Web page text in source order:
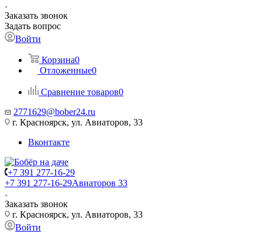
Заказать звонок
Задать вопрос
Войти
Корзина0
Отложенные0
Сравнение товаров0
2771629@bober24.ru
г. Красноярск, ул. Авиаторов, 33
Вконтакте
+7 391 277-16-29
+7 391 277-16-29Авиаторов 33
Заказать звонок
г. Красноярск, ул. Авиаторов, 33
Войти